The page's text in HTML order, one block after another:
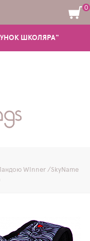
ШКОЛЯРА"
0
Winner /SkyName